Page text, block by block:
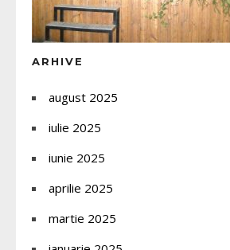
ARHIVE
august 2025
iulie 2025
iunie 2025
aprilie 2025
martie 2025